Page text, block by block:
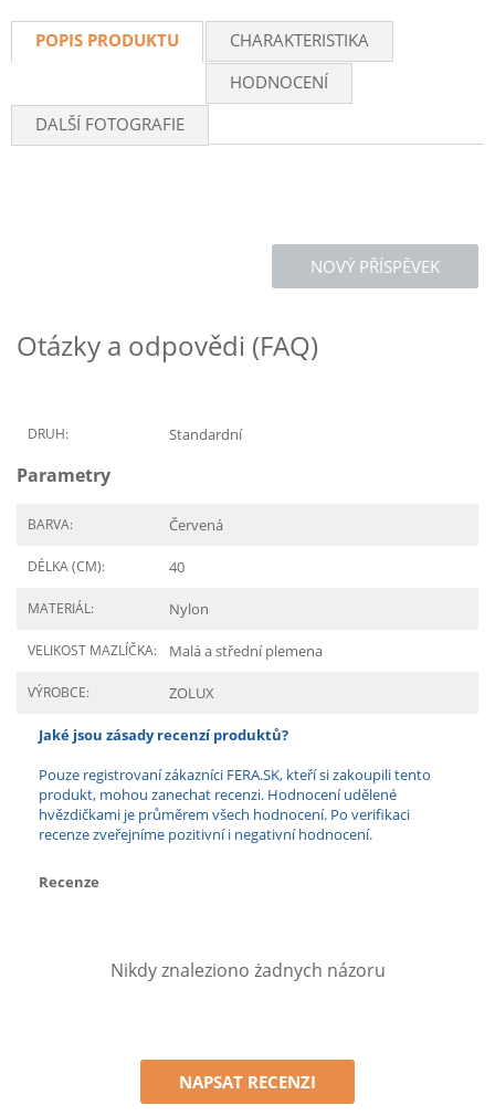
POPIS PRODUKTU
CHARAKTERISTIKA
HODNOCENÍ
DALŠÍ FOTOGRAFIE
NOVÝ PŘÍSPĚVEK
Otázky a odpovědi (FAQ)
DRUH: Standardní
Parametry
BARVA: Červená
DÉLKA (CM): 40
MATERIÁL: Nylon
VELIKOST MAZLÍČKA: Malá a střední plemena
VÝROBCE: ZOLUX
Jaké jsou zásady recenzí produktů?
Pouze registrovaní zákazníci FERA.SK, kteří si zakoupili tento
produkt, mohou zanechat recenzi. Hodnocení udělené
hvězdičkami je průměrem všech hodnocení. Po verifikaci
recenze zveřejníme pozitivní i negativní hodnocení.
Recenze
Nikdy znaleziono żadnych názoru
NAPSAT RECENZI